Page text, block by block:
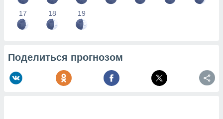
17 18 19
Поделиться прогнозом